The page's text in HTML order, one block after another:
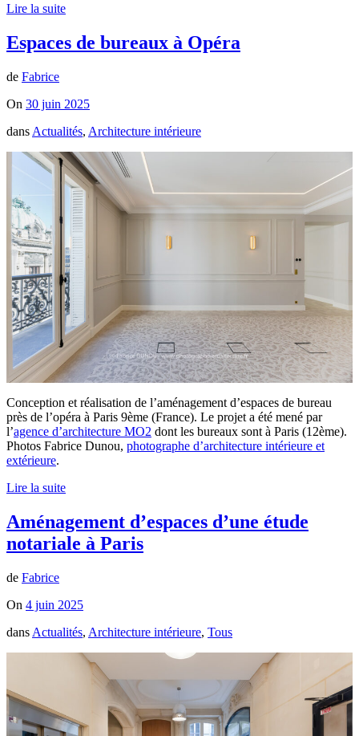
Lire la suite
Espaces de bureaux à Opéra
de Fabrice
On 30 juin 2025
dans Actualités, Architecture intérieure
Conception et réalisation de l’aménagement d’espaces de bureau
près de l’opéra à Paris 9ème (France). Le projet a été mené par
l’agence d’architecture MO2 dont les bureaux sont à Paris (12ème).
Photos Fabrice Dunou, photographe d’architecture intérieure et
extérieure.
Lire la suite
Aménagement d’espaces d’une étude
notariale à Paris
de Fabrice
On 4 juin 2025
dans Actualités, Architecture intérieure, Tous